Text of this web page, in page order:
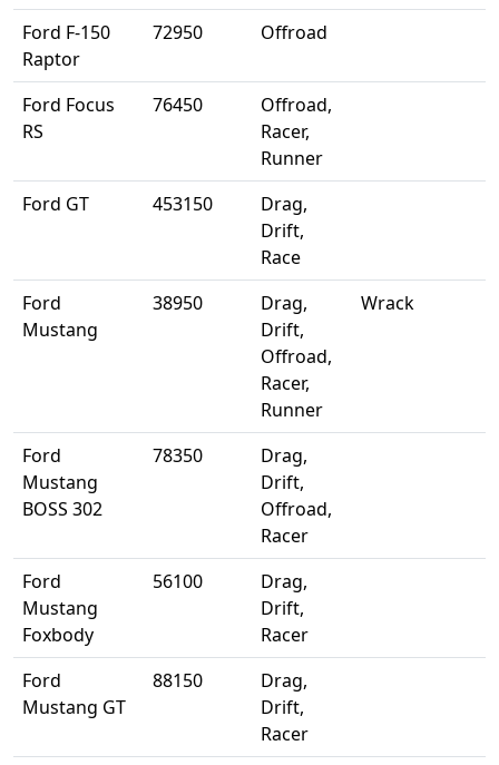
Ford F-150
Raptor
72950 Offroad
Ford Focus
RS
76450
Offroad,
Racer,
Runner
Ford GT
453150
Drag,
Drift,
Race
Ford
Mustang
38950
Drag,
Drift,
Offroad,
Racer,
Runner
Wrack
Ford
Mustang
BOSS 302
78350
Drag,
Drift,
Offroad,
Racer
Ford
Mustang
Foxbody
56100
Drag,
Drift,
Racer
Ford
Mustang GT
88150
Drag,
Drift,
Racer